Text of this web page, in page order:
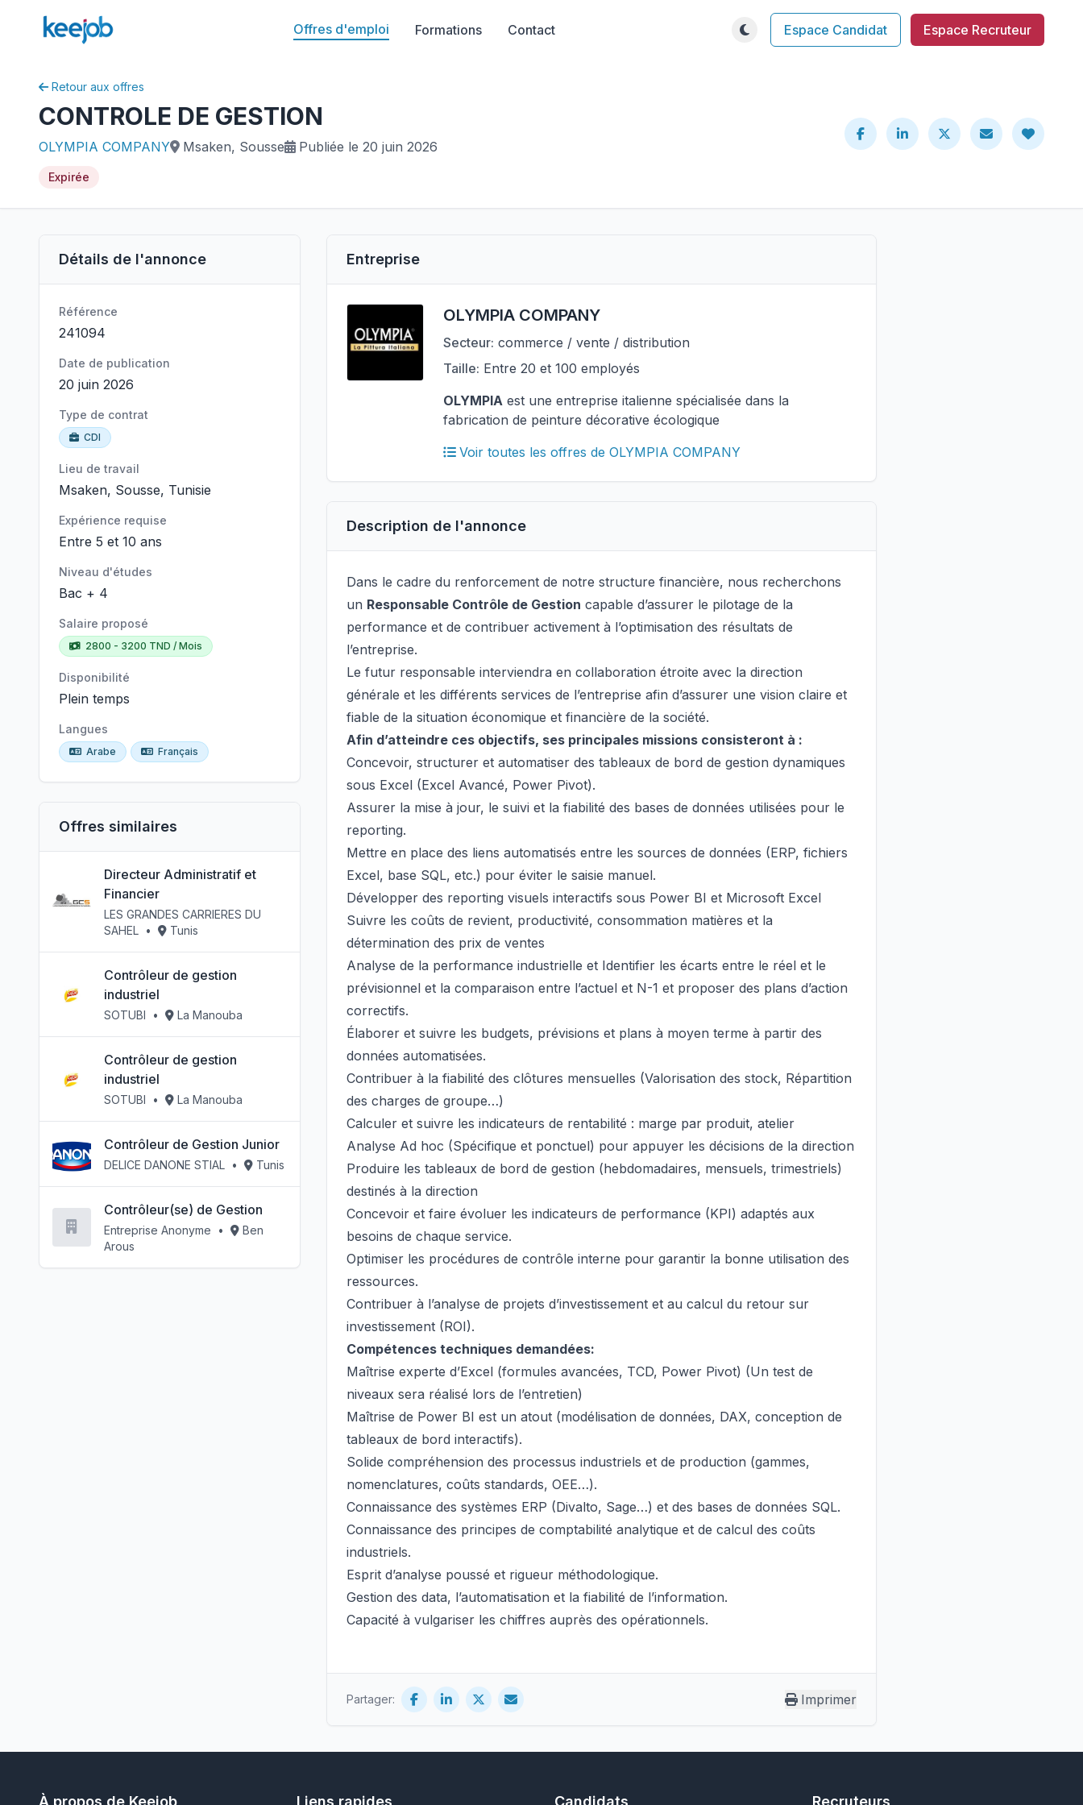
Offres d'emploi Formations Contact Espace Candidat Espace Recruteur
Retour aux offres
CONTROLE DE GESTION
OLYMPIA COMPANY Msaken, Sousse Publiée le 20 juin 2026
Expirée
Détails de l'annonce
Référence
241094
Date de publication
20 juin 2026
Type de contrat
CDI
Lieu de travail
Msaken, Sousse, Tunisie
Expérience requise
Entre 5 et 10 ans
Niveau d'études
Bac + 4
Salaire proposé
2800 - 3200 TND / Mois
Disponibilité
Plein temps
Langues
Arabe Français
Offres similaires
Directeur Administratif et
Financier
LES GRANDES CARRIERES DU
SAHEL • Tunis
Contrôleur de gestion
industriel
SOTUBI • La Manouba
Contrôleur de gestion
industriel
SOTUBI • La Manouba
Contrôleur de Gestion Junior
DELICE DANONE STIAL • Tunis
Contrôleur(se) de Gestion
Entreprise Anonyme •
Ben
Arous
Entreprise
OLYMPIA COMPANY
Secteur: commerce / vente / distribution
Taille: Entre 20 et 100 employés
OLYMPIA est une entreprise italienne spécialisée dans la
fabrication de peinture décorative écologique
Voir toutes les offres de OLYMPIA COMPANY
Description de l'annonce
Dans le cadre du renforcement de notre structure financière, nous recherchons
un Responsable Contrôle de Gestion capable d’assurer le pilotage de la
performance et de contribuer activement à l’optimisation des résultats de
l’entreprise.
Le futur responsable interviendra en collaboration étroite avec la direction
générale et les différents services de l’entreprise afin d’assurer une vision claire et
fiable de la situation économique et financière de la société.
Afin d’atteindre ces objectifs, ses principales missions consisteront à :
Concevoir, structurer et automatiser des tableaux de bord de gestion dynamiques
sous Excel (Excel Avancé, Power Pivot).
Assurer la mise à jour, le suivi et la fiabilité des bases de données utilisées pour le
reporting.
Mettre en place des liens automatisés entre les sources de données (ERP, fichiers
Excel, base SQL, etc.) pour éviter le saisie manuel.
Développer des reporting visuels interactifs sous Power BI et Microsoft Excel
Suivre les coûts de revient, productivité, consommation matières et la
détermination des prix de ventes
Analyse de la performance industrielle et Identifier les écarts entre le réel et le
prévisionnel et la comparaison entre l’actuel et N-1 et proposer des plans d’action
correctifs.
Élaborer et suivre les budgets, prévisions et plans à moyen terme à partir des
données automatisées.
Contribuer à la fiabilité des clôtures mensuelles (Valorisation des stock, Répartition
des charges de groupe…)
Calculer et suivre les indicateurs de rentabilité : marge par produit, atelier
Analyse Ad hoc (Spécifique et ponctuel) pour appuyer les décisions de la direction
Produire les tableaux de bord de gestion (hebdomadaires, mensuels, trimestriels)
destinés à la direction
Concevoir et faire évoluer les indicateurs de performance (KPI) adaptés aux
besoins de chaque service.
Optimiser les procédures de contrôle interne pour garantir la bonne utilisation des
ressources.
Contribuer à l’analyse de projets d’investissement et au calcul du retour sur
investissement (ROI).
Compétences techniques demandées:
Maîtrise experte d’Excel (formules avancées, TCD, Power Pivot) (Un test de
niveaux sera réalisé lors de l’entretien)
Maîtrise de Power BI est un atout (modélisation de données, DAX, conception de
tableaux de bord interactifs).
Solide compréhension des processus industriels et de production (gammes,
nomenclatures, coûts standards, OEE…).
Connaissance des systèmes ERP (Divalto, Sage…) et des bases de données SQL.
Connaissance des principes de comptabilité analytique et de calcul des coûts
industriels.
Esprit d’analyse poussé et rigueur méthodologique.
Gestion des data, l’automatisation et la fiabilité de l’information.
Capacité à vulgariser les chiffres auprès des opérationnels.
Partager: Imprimer
À propos de Keejob Liens rapides Candidats Recruteurs